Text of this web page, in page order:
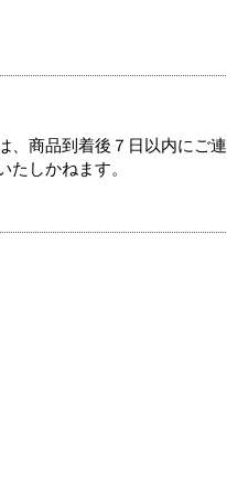
、商品到着後７日以内にご
たしかねます。